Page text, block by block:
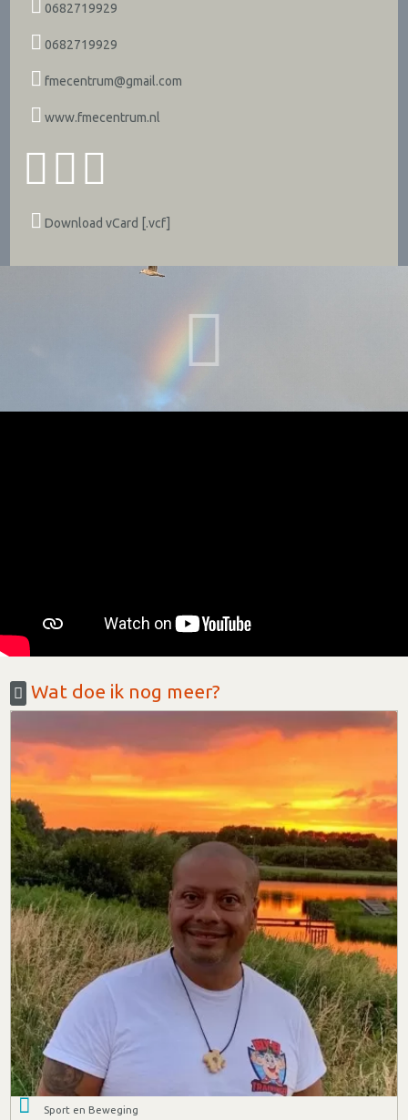
0682719929
0682719929
fmecentrum@gmail.com
www.fmecentrum.nl
Download vCard [.vcf]
Wat doe ik nog meer?
Sport en Beweging